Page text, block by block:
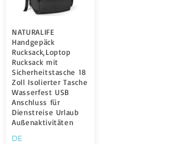
NATURALIFE
Handgepäck
Rucksack,Loptop
Rucksack mit
Sicherheitstasche 18
Zoll Isolierter Tasche
Wasserfest USB
Anschluss für
Dienstreise Urlaub
Außenaktivitäten
DE